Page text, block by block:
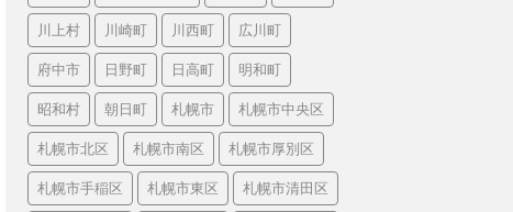
川上村 川崎町 川西町 広川町
府中市 日野町 日高町 明和町
昭和村 朝日町 札幌市 札幌市中央区
札幌市北区 札幌市南区 札幌市厚別区
札幌市手稲区 札幌市東区 札幌市清田区